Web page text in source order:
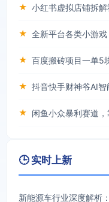
★
★
★ 百度搬砖项目一单5
★
★
🕒 实时上新